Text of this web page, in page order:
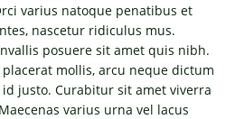
varius natoque penatibus et
nascetur ridiculus mus.
posuere sit amet quis nibh.
mollis, arcu neque dictum
justo. Curabitur sit amet viverra
varius urna vel lacus